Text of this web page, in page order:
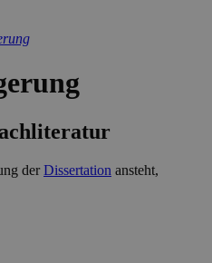
derDissertation ansteht,